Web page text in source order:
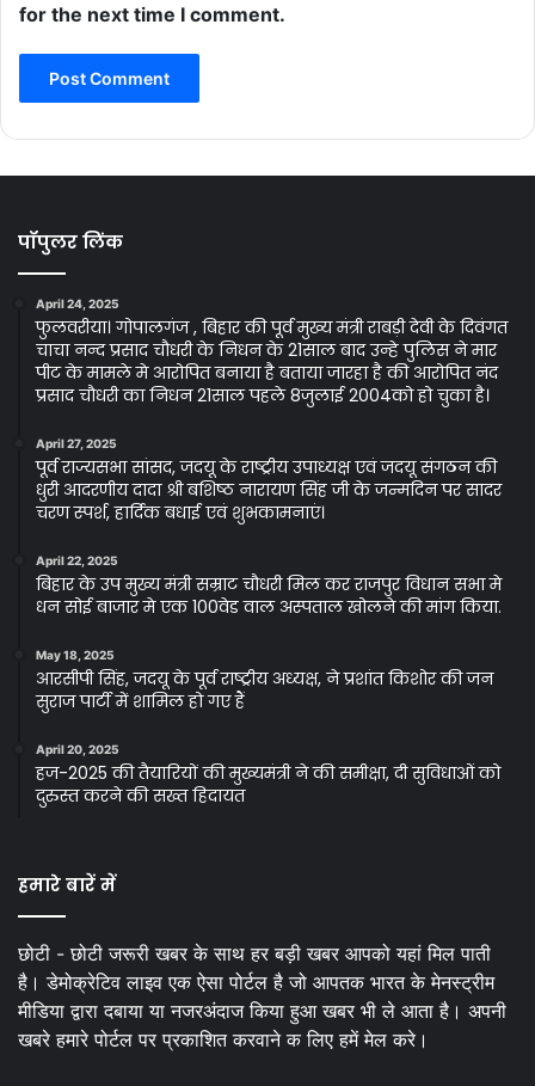
for the next time I comment.
पॉपुलर लिंक
April 24, 2025
फुलवरीया। गोपालगंज , बिहार की पूर्व मुख्य मंत्री राबड़ी देवी के दिवंगत
चाचा नन्द प्रसाद चौधरी के निधन के 21साल बाद उन्हे पुलिस ने मार
पीट के मामले मे आरोपित बनाया है बताया जारहा है की आरोपित नंद
प्रसाद चौधरी का निधन 21साल पहले 8जुलाई 2004को हो चुका है।
April 27, 2025
पूर्व राज्यसभा सांसद, जदयू के राष्ट्रीय उपाध्यक्ष एवं जदयू संगठन की
धुरी आदरणीय दादा श्री बशिष्ठ नारायण सिंह जी के जन्मदिन पर सादर
चरण स्पर्श, हार्दिक बधाई एवं शुभकामनाएं।
April 22, 2025
बिहार के उप मुख्य मंत्री सम्राट चौधरी मिल कर राजपुर विधान सभा मे
धन सोई बाजार मे एक 100वेड वाल अस्पताल खोलने की मांग किया.
May 18, 2025
आरसीपी सिंह, जदयू के पूर्व राष्ट्रीय अध्यक्ष, ने प्रशांत किशोर की जन
सुराज पार्टी में शामिल हो गए हैं
April 20, 2025
हज-2025 की तैयारियों की मुख्यमंत्री ने की समीक्षा, दी सुविधाओं को
दुरुस्त करने की सख्त हिदायत
हमारे बारें में
छोटी - छोटी जरूरी खबर के साथ हर बड़ी खबर आपको यहां मिल पाती
है। डेमोक्रेटिव लाइव एक ऐसा पोर्टल है जो आपतक भारत के मेनस्ट्रीम
मीडिया द्वारा दबाया या नजरअंदाज किया हुआ खबर भी ले आता है। अपनी
खबरे हमारे पोर्टल पर प्रकाशित करवाने क लिए हमें मेल करे।